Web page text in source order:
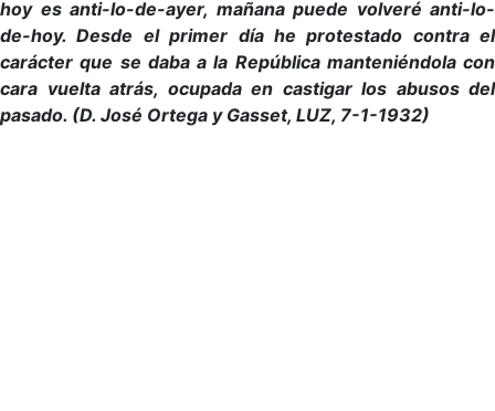
hoy es anti-lo-de-ayer, mañana puede volveré anti-lo-
de-hoy. Desde el primer día he protestado contra el
carácter que se daba a la República manteniéndola con
cara vuelta atrás, ocupada en castigar los abusos del
pasado. (D. José Ortega y Gasset, LUZ, 7-1-1932)